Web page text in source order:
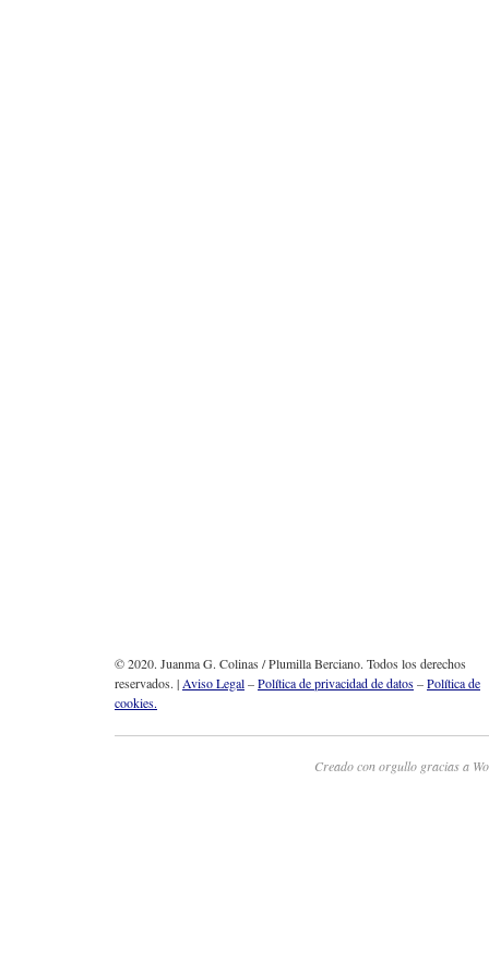
© 2020. Juanma G. Colinas / Plumilla Berciano. Todos los derechos
reservados. |Aviso Legal–Política de privacidad de datos–Política de
cookies.
Creado con orgullo gracias a